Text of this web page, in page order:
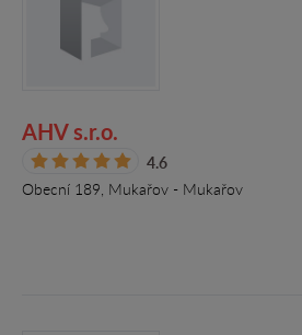
AHV s.r.o.
4.6
Obecní 189, Mukařov - Mukařov